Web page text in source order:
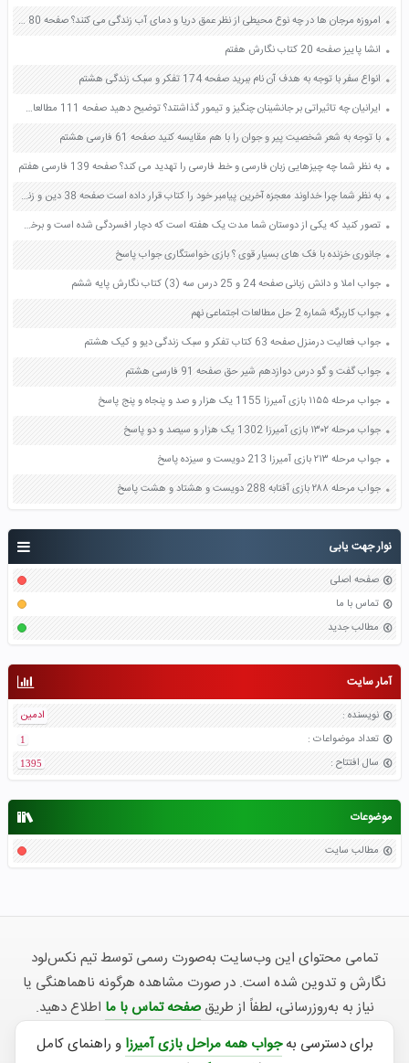
نوار جهت یابی
صفحه اصلی
تماس با ما
مطالب جدید
آمار سایت
نویسنده :
ادمین
تعداد موضواعات :
1
سال افتتاح :
1395
موضوعات
مطالب سایت
امروزه مرجان ها در چه نوع محیطی از نظر عمق دریا و دمای آب زندگی می کنند؟ صفحه 80 علوم نهم
انشا پاییز صفحه 20 کتاب نگارش هفتم
انواع سفر با توجه به هدف آن نام ببرید صفحه 174 تفکر و سبک زندگی هشتم
ایرانیان چه تاثیراتی بر جانشینان چنگیز و تیمور گذاشتند؟ توضیح دهید صفحه 111 مطالعات اجتماعی پنجم
با توجه به شعر شخصیت پیر و جوان را با هم مقایسه کنید صفحه 61 فارسی هشتم
به نظر شما چه چیزهایی زبان فارسی و خط فارسی را تهدید می کند؟ صفحه 139 فارسی هفتم
به نظر شما چرا خداوند معجزه آخرین پیامبر خود را کتاب قرار داده است صفحه 38 دین و زندگی یازدهم
تصور کنید که یکی از دوستان شما مدت یک هفته است که دچار افسردگی شده است و برخی از علائم افسردگی در به وجود آمده است برای درمان دوست خود چند راه حل پیشنهاد کنید فعالیت صفحه 149 کتاب تفکر و سبک زندگی هشتم
جانوری خزنده با فک های بسیار قوی ؟ بازی خواستگاری جواب پاسخ
جواب املا و دانش زبانی صفحه 24 و 25 درس سه (3) کتاب نگارش پایه ششم
جواب کاربرگه شماره 2 حل مطالعات اجتماعی نهم
جواب فعالیت درمنزل صفحه 63 کتاب تفکر و سبک زندگی دیو و کیک هشتم
جواب گفت و گو درس دوازدهم شیر حق صفحه 91 فارسی هشتم
جواب مرحله ۱۱۵۵ بازی آمیرزا 1155 یک هزار و صد و پنجاه و پنج پاسخ
جواب مرحله ۱۳۰۲ بازی آمیرزا 1302 یک هزار و سیصد و دو پاسخ
جواب مرحله ۲۱۳ بازی آمیرزا 213 دویست و سیزده پاسخ
جواب مرحله ۲۸۸ بازی آفتابه 288 دویست و هشتاد و هشت پاسخ
تمامی محتوای این وب‌سایت به‌صورت رسمی توسط تیم نکس‌لود
نگارش و تدوین شده است. در صورت مشاهده هرگونه ناهماهنگی یا
نیاز به به‌روزرسانی، لطفاً از طریقصفحه تماس با ما اطلاع دهید.
برای دسترسی به جواب همه مراحل بازی آمیرزا و راهنمای کامل